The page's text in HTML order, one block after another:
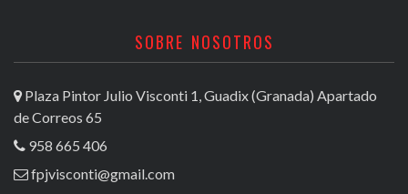
SOBRE NOSOTROS
Plaza Pintor Julio Visconti 1, Guadix (Granada) Apartado
de Correos 65
958 665 406
fpjvisconti@gmail.com